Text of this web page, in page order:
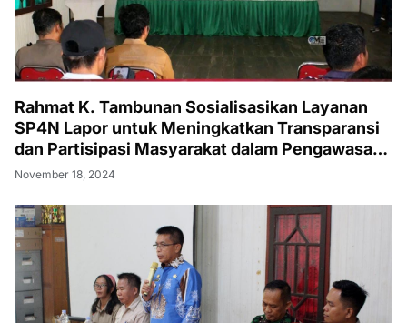
Rahmat K. Tambunan Sosialisasikan Layanan
SP4N Lapor untuk Meningkatkan Transparansi
dan Partisipasi Masyarakat dalam Pengawasan
Pemerintah
November 18, 2024